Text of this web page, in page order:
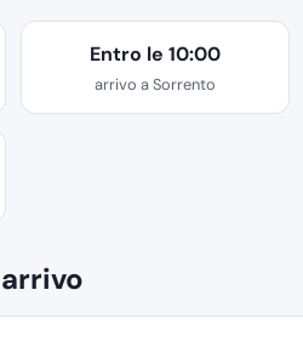
Entro le 10:00
arrivo a Sorrento